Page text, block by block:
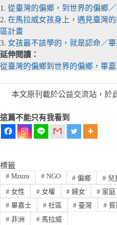
1. 從臺灣的偏鄉，到世界的偏鄉
2. 在馬拉威女孩身上，遇見臺灣
區計畫
3. 女孩最不該學的，就是認命／
延伸閱讀：
從臺灣的偏鄉到世界的偏鄉，畢
本文原刊載於公益交流站，於
這篇不能只有我看到
標籤
#Mzuzu #NGO # 偏鄉 # 兒
#女性 #女權 # 婦女 # 家庭
#畢嘉士 #社區 # 臺灣 # 貧
#非洲 #馬拉威